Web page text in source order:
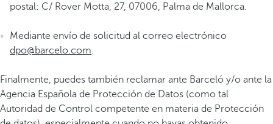
postal: C/ Rover Motta, 27, 07006, Palma de Mallorca.
Mediante envío de solicitud al correo electrónico
dpo@barcelo.com.
Finalmente, puedes también reclamar ante Barceló y/o ante la
Agencia Española de Protección de Datos (como tal
Autoridad de Control competente en materia de Protección